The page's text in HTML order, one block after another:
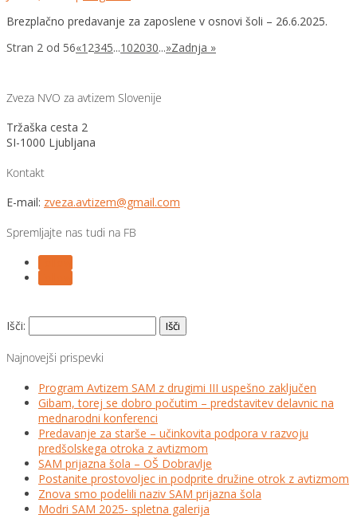
Brezplačno predavanje za zaposlene v osnovi šoli – 26.6.2025.
Stran 2 od 56«1 2345...102030...»Zadnja »
Zveza NVO za avtizem Slovenije
Tržaška cesta 2
SI-1000 Ljubljana
Kontakt
E-mail: zveza.avtizem@gmail.com
Spremljajte nas tudi na FB
Išči:
Najnovejši prispevki
Program Avtizem SAM z drugimi III uspešno zaključen
Gibam, torej se dobro počutim – predstavitev delavnic na
mednarodni konferenci
Predavanje za starše – učinkovita podpora v razvoju
predšolskega otroka z avtizmom
SAM prijazna šola – OŠ Dobravlje
Postanite prostovoljec in podprite družine otrok z avtizmom
Znova smo podelili naziv SAM prijazna šola
Modri SAM 2025- spletna galerija